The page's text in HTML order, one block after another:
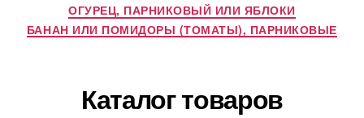
ОГУРЕЦ, ПАРНИКОВЫЙ ИЛИ ЯБЛОКИ
БАНАН ИЛИ ПОМИДОРЫ (ТОМАТЫ), ПАРНИКОВЫЕ
Каталог товаров